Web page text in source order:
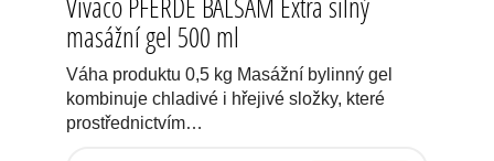
masážní gel 500 ml
Váha produktu 0,5 kg Masážní bylinný gel
kombinuje chladivé i hřejivé složky, které
prostřednictvím…